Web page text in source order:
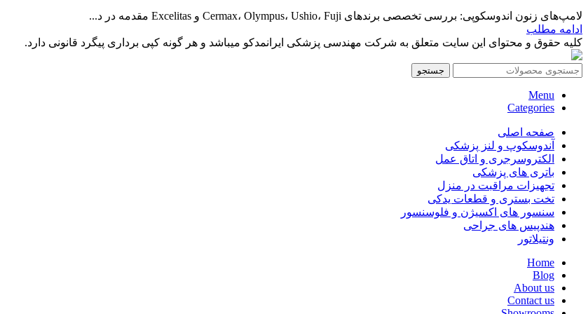
لامپ‌های زنون اندوسکوپی: بررسی تخصصی برندهای Cermax، Olympus، Ushio، Fuji و Excelitas مقدمه در د...
ادامه مطلب
کلیه حقوق و محتوای این سایت متعلق به شرکت مهندسی پزشکی ایرانمدکو میباشد و هر گونه کپی برداری پیگرد قانونی دارد.
جستجو
Menu
Categories
صفحه اصلی
آندوسکوپ و لنز پزشکی
الکتروسرجری و اتاق عمل
باتری های پزشکی
تجهیزات مراقبت در منزل
تخت بستری و قطعات یدکی
سنسور های اکسیژن و فلوسنسور
هندپیس های جراحی
ونتیلاتور
Home
Blog
About us
Contact us